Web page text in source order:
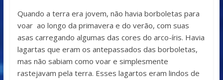
Quando a terra era jovem, não havia borboletas para
voar ao longo da primavera e do verão, com suas
asas carregando algumas das cores do arco-íris. Havia
lagartas que eram os antepassados ​​das borboletas,
mas não sabiam como voar e simplesmente
rastejavam pela terra. Esses lagartos eram lindos de